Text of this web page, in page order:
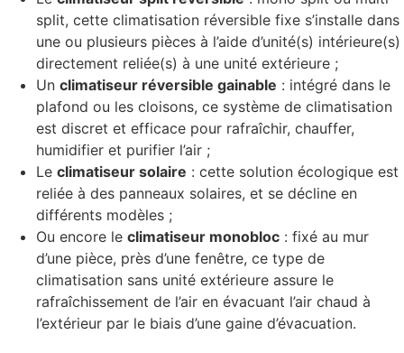
split, cette climatisation réversible fixe s’installe dans
une ou plusieurs pièces à l’aide d’unité(s) intérieure(s)
directement reliée(s) à une unité extérieure ;
Un climatiseur réversible gainable : intégré dans le
plafond ou les cloisons, ce système de climatisation
est discret et efficace pour rafraîchir, chauffer,
humidifier et purifier l’air ;
Le climatiseur solaire : cette solution écologique est
reliée à des panneaux solaires, et se décline en
différents modèles ;
Ou encore le climatiseur monobloc : fixé au mur
d’une pièce, près d’une fenêtre, ce type de
climatisation sans unité extérieure assure le
rafraîchissement de l’air en évacuant l’air chaud à
l’extérieur par le biais d’une gaine d’évacuation.